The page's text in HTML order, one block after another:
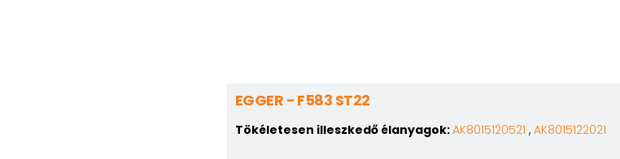
EGGER - F583 ST22
Tökéletesen illeszkedő élanyagok:AK8015120521 , AK8015122021